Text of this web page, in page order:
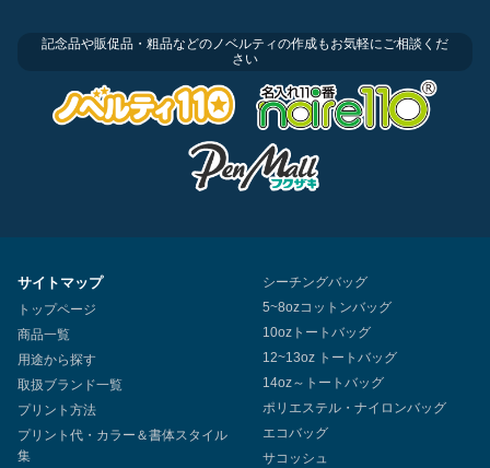
記念品や販促品・粗品などのノベルティの作成もお気軽にご相談くだ
さい
サイトマップ
トップページ
商品一覧
用途から探す
取扱ブランド一覧
プリント方法
プリント代・カラー＆書体スタイル
集
シーチングバッグ
5~8ozコットンバッグ
10ozトートバッグ
12~13oz トートバッグ
14oz～トートバッグ
ポリエステル・ナイロンバッグ
エコバッグ
サコッシュ